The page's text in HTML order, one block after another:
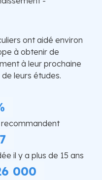
ont aidé environ
à obtenir de
à leur prochaine
leurs études.
recommandent
il y a plus de 15 ans
000